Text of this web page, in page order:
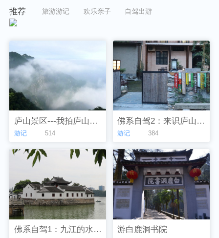
推荐 旅游游记 欢乐亲子 自驾出游
庐山景区---我拍庐山云雾奇观的手记
游记 514
佛系自驾2：来识庐山真面目
游记 384
佛系自驾1：九江的水和楼阁 游白鹿洞书院